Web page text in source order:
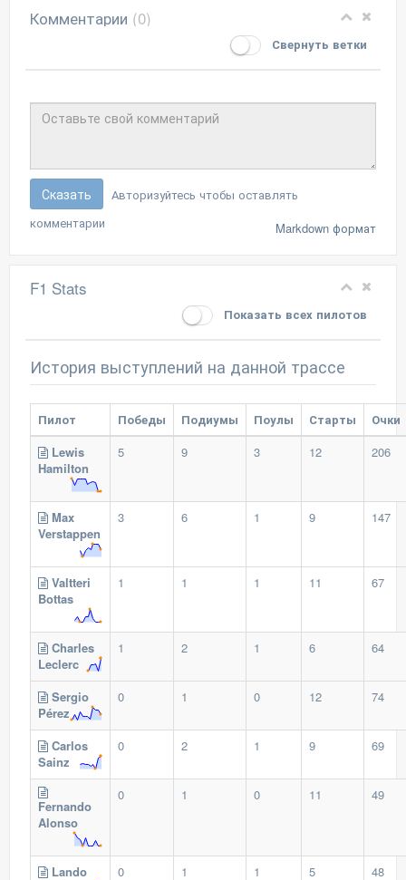
Комментарии (0)
Свернуть ветки
Сказать
Авторизуйтесь чтобы оставлять
комментарии
Markdown формат
F1 Stats
Показать всех пилотов
История выступлений на данной трассе
Пилот Победы Подиумы Поулы Старты
Очки
Lewis
Hamilton
5 9 3 12 206
Max
Verstappen
3 6 1 9 147
Valtteri
Bottas
1 1 1 11 67
Charles
Leclerc
1 2 1 6 64
Sergio
Pérez
0 1 0 12 74
Carlos
Sainz
0 2 1 9 69
Fernando
Alonso
0 1 0 11 49
Lando
0 1 1 5 48